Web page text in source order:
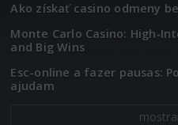
Ako získať casino odmeny
Monte Carlo Casino:
and Big Wins
Esc-online a fazer pausas:
ajudam